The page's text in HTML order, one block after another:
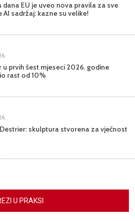
dana EU je uveo nova pravila za sve
AI sadržaj: kazne su velike!
u prvih šest mjeseci 2026. godine
rast od 10%
skulptura stvorena za vječnost
U PRAKSI